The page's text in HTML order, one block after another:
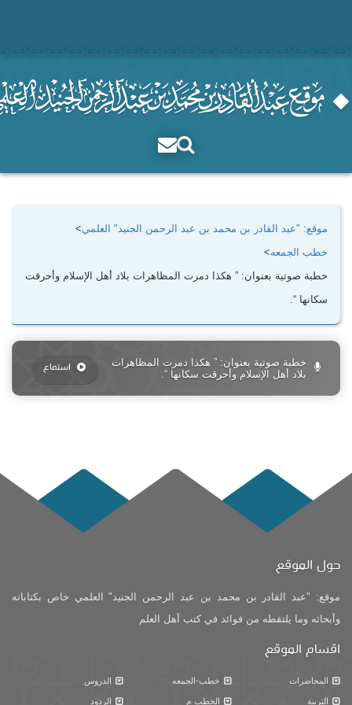
موقع: "عبد القادر بن محمد بن عبد الرحمن الجنيد" العلمي>
خطب الجمعه>
خطبة صوتية بعنوان: ” هكذا دمرت المظاهرات بلاد أهل الإسلام وأحرقت
سكانها “.
خطبة صوتية بعنوان: ” هكذا دمرت المظاهرات
بلاد أهل الإسلام وأحرقت سكانها “.
استماع
حول الموقع
موقع: "عبد القادر بن محمد بن عبد الرحمن الجنيد" العلمي خاص بكتاباته
وأبحاثه وما يلتقطه من فوائد في كتب أهل العلم
اقسام الموقع
المحاضرات خطب-الجمعه الدروس
التربية الخطب م الردود